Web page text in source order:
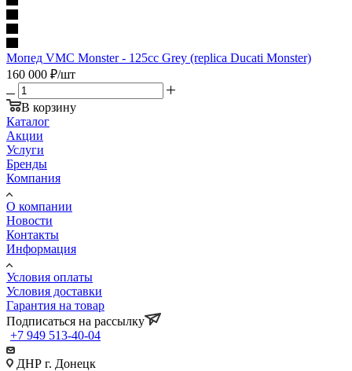
Мопед VMC Monster - 125сс Grey (replica Ducati Monster)
160 000 ₽/шт
В корзину
Каталог
Акции
Услуги
Бренды
Компания
О компании
Новости
Контакты
Информация
Условия оплаты
Условия доставки
Гарантия на товар
Подписаться на рассылку
+7 949 513-40-04
ДНР г. Донецк